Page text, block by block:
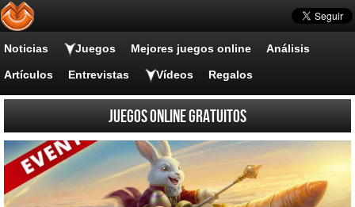
Noticias Juegos Mejores juegos online Análisis
Artículos Entrevistas Vídeos Regalos
Juegos online gratuitos